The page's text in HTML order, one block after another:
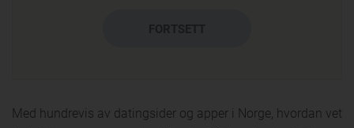
Med hundrevis av datingsider og apper i Norge, hvordan vet